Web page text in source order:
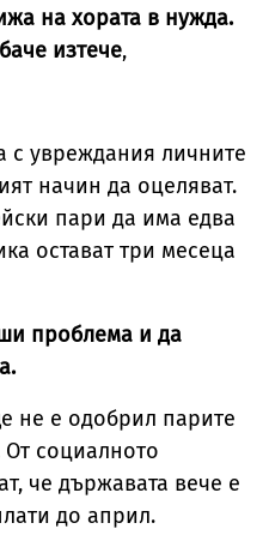
на хората в нужда.
изтече,
с увреждания личните
начин да оцеляват.
пари да има едва
остават три месеца
проблема и да
не е одобрил парите
От социалното
че държавата вече е
до април.